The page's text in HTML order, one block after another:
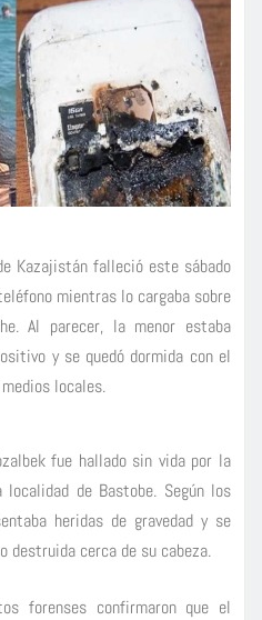
Kazajistán falleció este sábado
mientras lo cargaba sobre
Al parecer, la menor estaba
y se quedó dormida con el
locales.
fue hallado sin vida por la
de Bastobe. Según los
heridas de gravedad y se
destruida cerca de su cabeza.
forenses confirmaron que el